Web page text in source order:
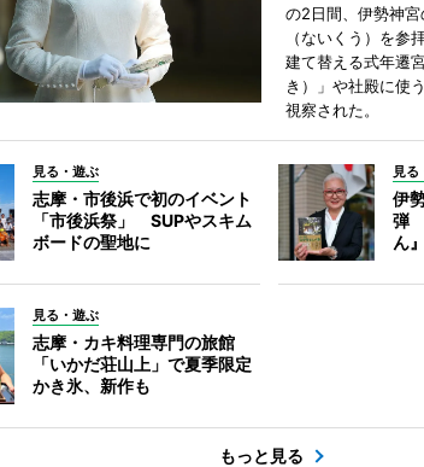
の2日間、伊勢神
（ないくう）を参
建て替える式年遷
き）」や社殿に使
視察された。
見る・遊ぶ
志摩・市後浜で初のイベント
「市後浜祭」 SUPやスキム
ボードの聖地に
見る
伊
弾
ん
見る・遊ぶ
志摩・カキ料理専門の旅館
「いかだ荘山上」で夏季限定
かき氷、新作も
もっと見る